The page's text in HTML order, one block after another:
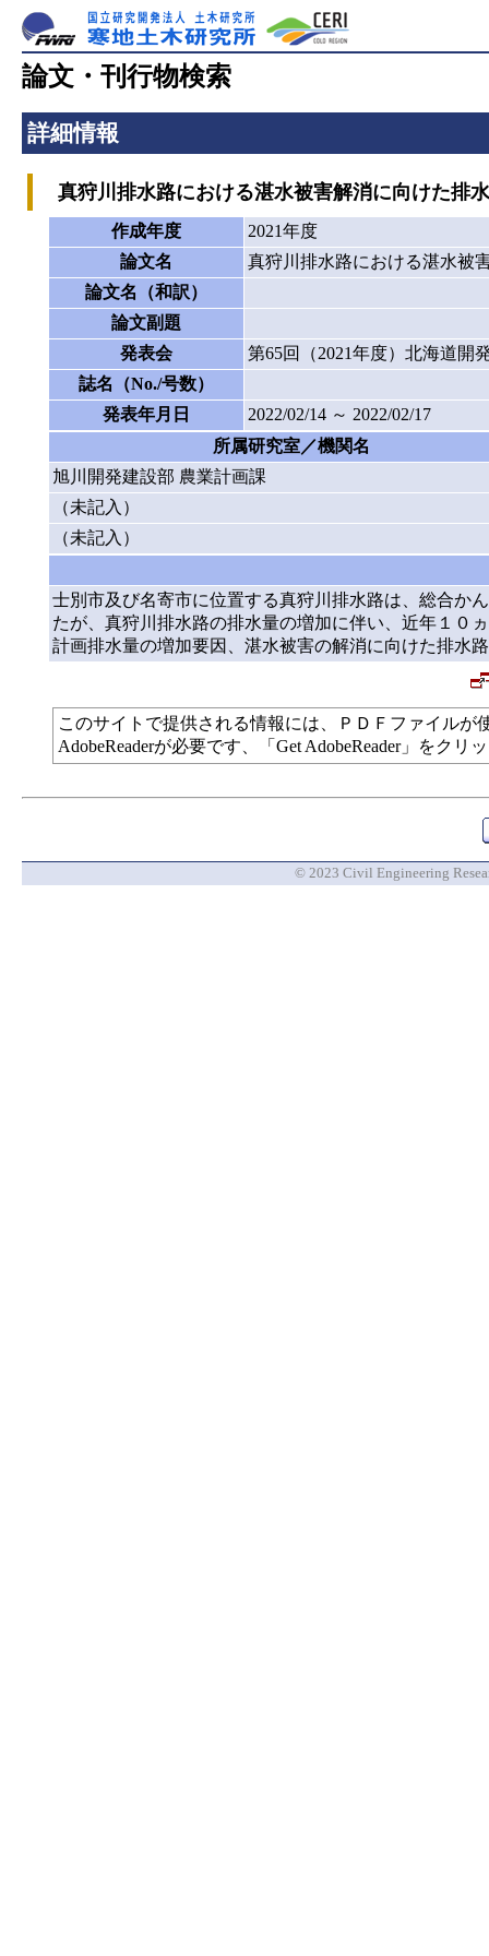
論文・刊行物検索
詳細情報
真狩川排水路における湛水被害解消に向けた排
作成年度
2021年度
論文名
真狩川排水路における湛水被
論文名（和訳）
論文副題
発表会
第65回（2021年度）北海道開
誌名（No./号数）
発表年月日
2022/02/14 ～ 2022/02/17
所属研究室／機関名
旭川開発建設部 農業計画課
（未記入）
（未記入）
士別市及び名寄市に位置する真狩川排水路は、総合か
たが、真狩川排水路の排水量の増加に伴い、近年１
計画排水量の増加要因、湛水被害の解消に向けた排水
このサイトで提供される情報には、ＰＤＦファイル
AdobeReaderが必要です、「Get AdobeReader」をク
© 2023 Civil Engineering